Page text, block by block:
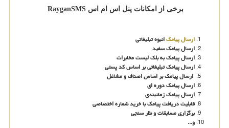
برخی از امکانات پنل اس ام اس RayganSMS
ارسال پیامکانبوه تبلیغاتی
ارسال پیامک سفید
ارسال پیامک به بلک لیست مخابرات
ارسال پیامک تبلیغاتی بر اساس کد پستی
ارسال پیامک بر اساس اصناف و مشاغل
ارسال پیامک دوره ای
ارسال پیامک زمانبندی
قابلیت دریافت پیامک با خرید شماره اختصاصی
برگزاری مسابقات و نظر سنجی
و...